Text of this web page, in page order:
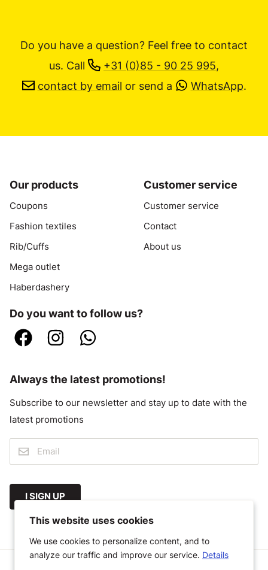
Do you have a question? Feel free to contact
us. Call +31 (0)85 - 90 25 995,
contact by email or send a WhatsApp.
Our products
Coupons
Fashion textiles
Rib/Cuffs
Mega outlet
Haberdashery
Customer service
Customer service
Contact
About us
Do you want to follow us?
Always the latest promotions!
Subscribe to our newsletter and stay up to date with the
latest promotions
I SIGN UP
This website uses cookies
We use cookies to personalize content, and to
analyze our traffic and improve our service. Details